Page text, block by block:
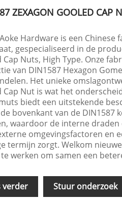
ZEXAGON GOOLED CAP
Hardware is een Chinese
gespecialiseerd in de
Cap Nuts, High Type. Onze
van DIN1587 Hexagon
Het unieke
Cap Nut is wat het
biedt een uitstekende
bovenkant van de DIN1587
waardoor de interne
omgevingsfactoren en
termijn zorgt. Welkom
werken om samen een
verder Stuur onderzoek